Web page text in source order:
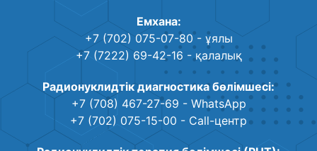
Емхана:
+7 (702) 075-07-80- ұялы
+7 (7222) 69-42-16 - қалалық
Радионуклидтік диагностика бөлімшесі:
+7 (708) 467-27-69 - WhatsApp
+7 (702) 075-15-00 - Call-центр